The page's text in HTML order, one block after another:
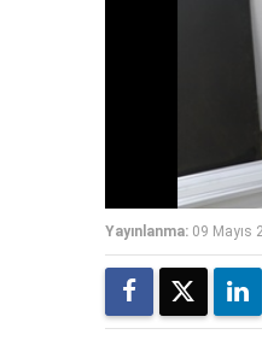
Yayınlanma: 09 Mayıs